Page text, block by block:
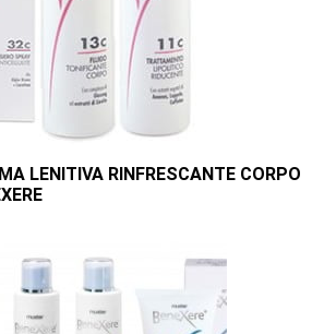
LENITIVA RINFRESCANTE CORPO